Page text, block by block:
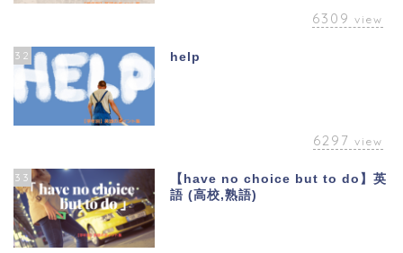
6309 view
32 help
6297 view
33
【have no choice but to do】英
語 (高校,熟語)